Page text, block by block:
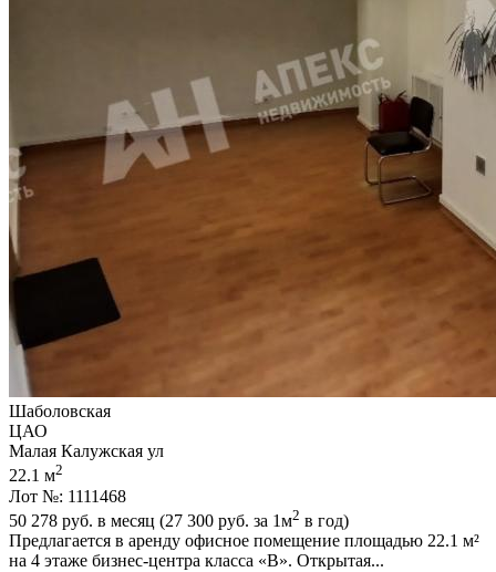
Шаболовская
ЦАО
Малая Калужская ул
22.1 м2
Лот №: 1111468
50 278 руб. в месяц (27 300 руб. за 1м2 в год)
Предлагается в аренду офисное помещение площадью 22.1 м²
на 4 этаже бизнес-центра класса «B». Открытая...